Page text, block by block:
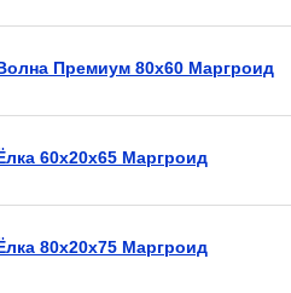
Премиум 80х60 Маргроид
60х20х65 Маргроид
80х20х75 Маргроид